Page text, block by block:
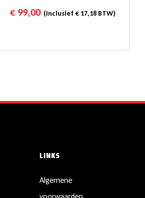
€ 99,00(Inclusief€ 17,18 BTW)
LINKS
Algemene